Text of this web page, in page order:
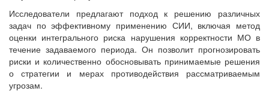
Исследователи предлагают подход к решению различных
задач по эффективному применению СИИ, включая метод
оценки интегрального риска нарушения корректности МО в
течение задаваемого периода. Он позволит прогнозировать
риски и количественно обосновывать принимаемые решения
о стратегии и мерах противодействия рассматриваемым
угрозам.